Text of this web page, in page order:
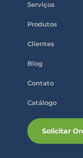
Serviços
Produtos
Clientes
Blog
Contato
Catálogo
Solicitar